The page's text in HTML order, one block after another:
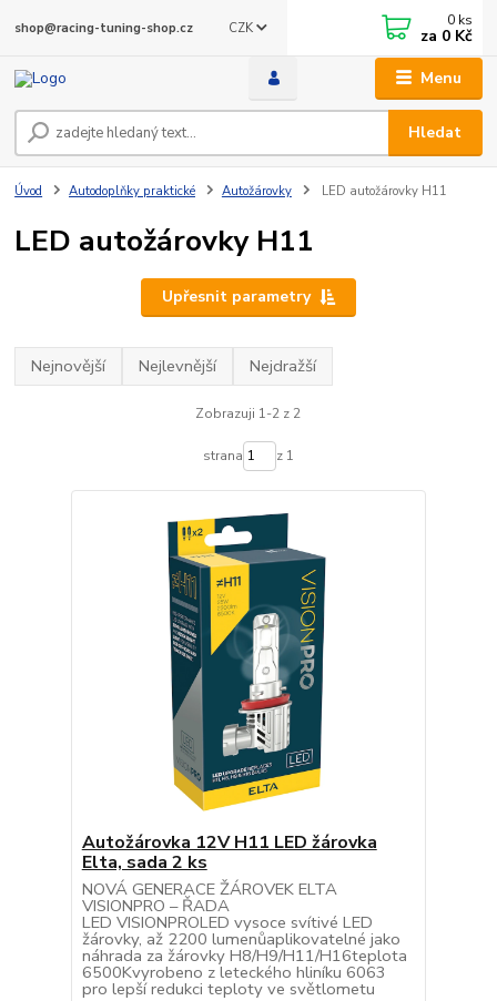
Menu
CZK
Hledat
shop@racing-tuning-shop.cz 0 ks
za 0 Kč
Úvod Autodoplňky praktické Autožárovky LED autožárovky H11
LED autožárovky H11
Upřesnit parametry
Nejnovější Nejlevnější Nejdražší
Zobrazuji 1-2 z 2
strana z 1
Autožárovka 12V H11 LED žárovka
Elta, sada 2 ks
NOVÁ GENERACE ŽÁROVEK ELTA
VISIONPRO – ŘADA
LED VISIONPROLED vysoce svítivé LED
žárovky, až 2200 lumenůaplikovatelné jako
náhrada za žárovky H8/H9/H11/H16teplota
6500Kvyrobeno z leteckého hliníku 6063
pro lepší redukci teploty ve světlometu